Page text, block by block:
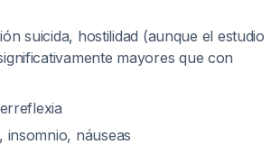
suicida, hostilidad (aunque el estudio
mayores que con
insomnio, náuseas